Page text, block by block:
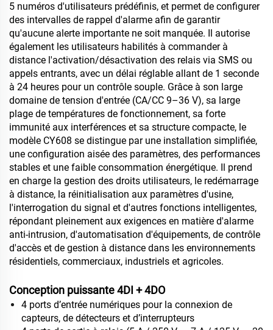
5 numéros d'utilisateurs prédéfinis, et permet de configurer
des intervalles de rappel d'alarme afin de garantir
qu'aucune alerte importante ne soit manquée. Il autorise
également les utilisateurs habilités à commander à
distance l'activation/désactivation des relais via SMS ou
appels entrants, avec un délai réglable allant de 1 seconde
à 24 heures pour un contrôle souple. Grâce à son large
domaine de tension d'entrée (CA/CC 9–36 V), sa large
plage de températures de fonctionnement, sa forte
immunité aux interférences et sa structure compacte, le
modèle CY608 se distingue par une installation simplifiée,
une configuration aisée des paramètres, des performances
stables et une faible consommation énergétique. Il prend
en charge la gestion des droits utilisateurs, le redémarrage
à distance, la réinitialisation aux paramètres d'usine,
l'interrogation du signal et d'autres fonctions intelligentes,
répondant pleinement aux exigences en matière d'alarme
anti-intrusion, d'automatisation d'équipements, de contrôle
d'accès et de gestion à distance dans les environnements
résidentiels, commerciaux, industriels et agricoles.
Conception puissante 4DI + 4DO
4 ports d’entrée numériques pour la connexion de
capteurs, de détecteurs et d’interrupteurs